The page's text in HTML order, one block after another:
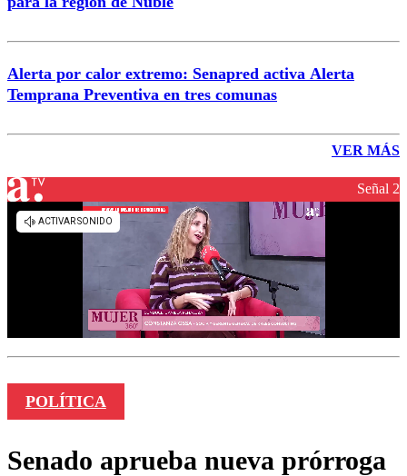
Alerta por calor extremo: Senapred activa Alerta
Temprana Preventiva en tres comunas
VER MÁS
Señal 2
POLÍTICA
Senado aprueba nueva prórroga